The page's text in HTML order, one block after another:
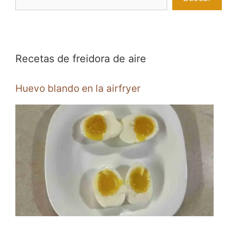
Recetas de freidora de aire
Huevo blando en la airfryer